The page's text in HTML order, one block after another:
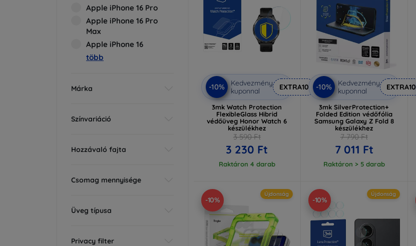
Apple iPhone 16 Pro
Apple iPhone 16 Pro
Max
Apple iPhone 16
több
Márka
Színvariáció
Hozzávaló fajta
Csomag mennyisége
Üveg típusa
Privacy filter
-10%
Kedvezmény
kuponnal
EXTRA10
3mk Watch Protection
FlexibleGlass Hibrid
védőüveg Honor Watch 6
készülékhez
3 590 Ft
3 230 Ft
Raktáron 4 darab
-10%
Kedvezmény
kuponnal
EXTRA10
3mk SilverProtection+
Folded Edition védőfólia
Samsung Galaxy Z Fold 8
készülékhez
7 790 Ft
7 011 Ft
Raktáron > 5 darab
-10%
Újdonság
-10%
Újdonság